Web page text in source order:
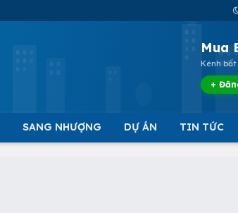
Mua
Kênh
+
SANG NHƯỢNG DỰ ÁN TIN TỨC